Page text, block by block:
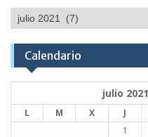
Publicaciones
Calendario
julio 2021
L M X J
1